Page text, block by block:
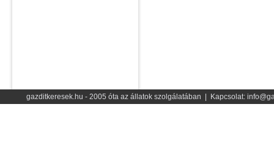
gazditkeresek.hu - 2005 óta az állatok szolgálatában | Kapcsolat: